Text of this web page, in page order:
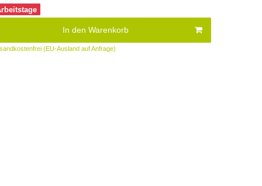
In den Warenkorb
(EU-Ausland auf Anfrage)